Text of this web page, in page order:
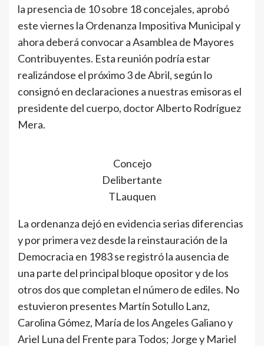
la presencia de 10 sobre 18 concejales, aprobó
este viernes la Ordenanza Impositiva Municipal y
ahora deberá convocar a Asamblea de Mayores
Contribuyentes. Esta reunión podría estar
realizándose el próximo 3 de Abril, según lo
consignó en declaraciones a nuestras emisoras el
presidente del cuerpo, doctor Alberto Rodríguez
Mera.
Concejo
Delibertante
TLauquen
La ordenanza dejó en evidencia serias diferencias
y por primera vez desde la reinstauración de la
Democracia en 1983 se registró la ausencia de
una parte del principal bloque opositor y de los
otros dos que completan el número de ediles. No
estuvieron presentes Martín Sotullo Lanz,
Carolina Gómez, María de los Angeles Galiano y
Ariel Luna del Frente para Todos; Jorge y Mariel